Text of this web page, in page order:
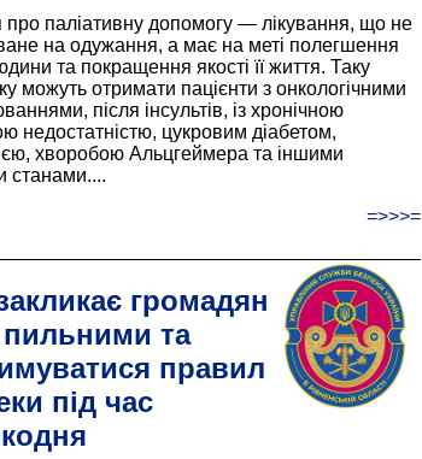
про паліативну допомогу — лікування, що не
на одужання, а має на меті полегшення
та покращення якості її життя. Таку
можуть отримати пацієнти з онкологічними
після інсультів, із хронічною
недостатністю, цукровим діабетом,
хворобою Альцгеймера та іншими
станами....
=>>>=
громадян
пильними та
правил
під час